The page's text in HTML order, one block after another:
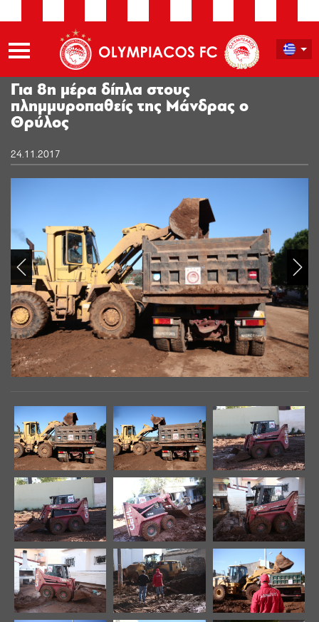
Για 8η μέρα δίπλα στους
πλημμυροπαθείς της Μάνδρας ο
Θρύλος
24.11.2017